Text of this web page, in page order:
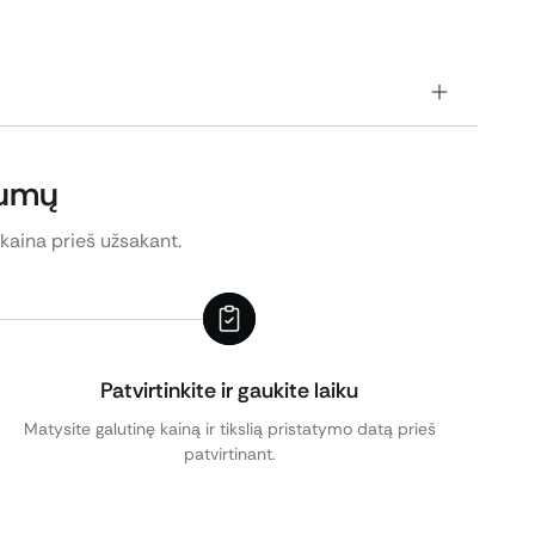
prieš užsakant.
Patvirtinkite ir gaukite laiku
Matysite galutinę kainą ir tikslią pristatymo datą prieš
patvirtinant.